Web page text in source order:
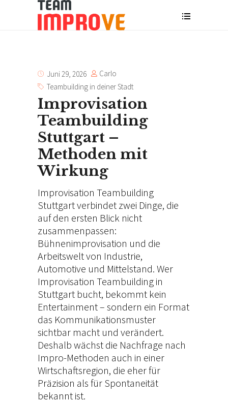
Juni 29, 2026
Carlo
Teambuilding in deiner Stadt
Improvisation
Teambuilding
Stuttgart –
Methoden mit
Wirkung
Improvisation Teambuilding
Stuttgart verbindet zwei Dinge, die
auf den ersten Blick nicht
zusammenpassen:
Bühnenimprovisation und die
Arbeitswelt von Industrie,
Automotive und Mittelstand. Wer
Improvisation Teambuilding in
Stuttgart bucht, bekommt kein
Entertainment – sondern ein Format
das Kommunikationsmuster
sichtbar macht und verändert.
Deshalb wächst die Nachfrage nach
Impro-Methoden auch in einer
Wirtschaftsregion, die eher für
Präzision als für Spontaneität
bekannt ist.